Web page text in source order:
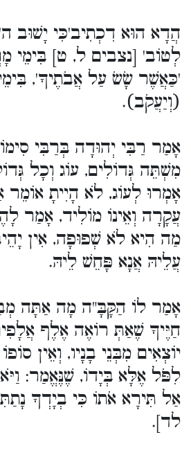
הֲדָא הוּא דִכְתִיב'כִּי יָשׁוּב
לְטוֹב' [נצבים ל, ט] בִּימֵי
'כַּאֲשֶׁר שָׂשׂ עַל אֲבֹתֶיךָ',
(וְיַעֲקֹב).
אָמַר רַבִּי יְהוּדָה בְּרַבִּי
מִשְׁתֵּה גְּדוֹלִים, עוֹג וְכָל
אָמְרוּ לְעוֹג, לֹא הָיִיתָ
עֲקָרָה וְאֵינוֹ מוֹלִיד, אָמַר
מַה הִיא לֹא שְׁפוּפָה, אִין
עֲלֵיהּ אֲנָא פָּחֵשׁ לֵיהּ.
אָמַר לוֹ הַקָּבָּ"ה מָה אַתָּה
חַיֶּיךָ שֶׁאַתְּ רוֹאֶה אֶלֶף
יוֹצְאִים מִבְּנֵי בָנָיו, וְאֵין
לִפֹּל אֶלָּא בְּיָדוֹ, שֶׁנֶּאֱמַר:
אַל תִּירָא אֹתוֹ כִּי בְיָדְךָ
לד].